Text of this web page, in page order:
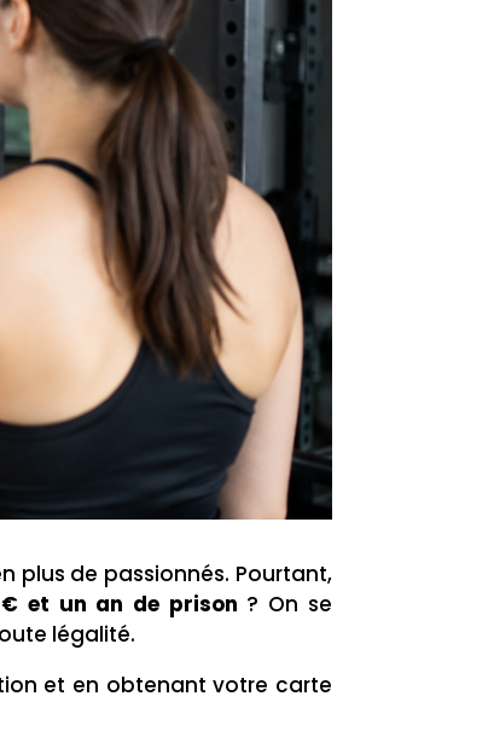
plus de passionnés. Pourtant,
et un an de prison ? On se
légalité.
et en obtenant votre carte